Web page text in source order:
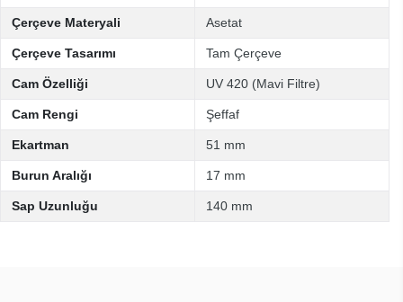
Çerçeve Materyali Asetat
Çerçeve Tasarımı Tam Çerçeve
Cam Özelliği UV 420 (Mavi Filtre)
Cam Rengi Şeffaf
Ekartman 51 mm
Burun Aralığı 17 mm
Sap Uzunluğu 140 mm